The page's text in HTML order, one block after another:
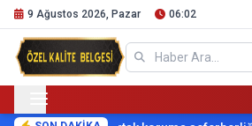
9 Ağustos 2026, Pazar 06:02